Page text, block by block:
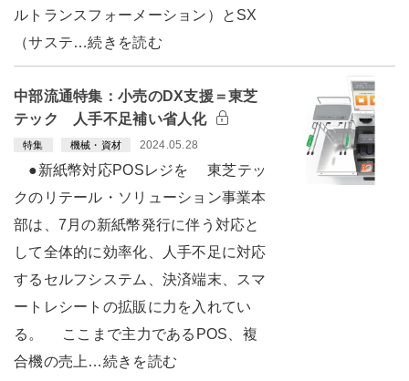
ルトランスフォーメーション）とSX
（サステ…続きを読む
中部流通特集：小売のDX支援＝東芝
テック 人手不足補い省人化
特集 機械・資材 2024.05.28
●新紙幣対応POSレジを 東芝テッ
クのリテール・ソリューション事業本
部は、7月の新紙幣発行に伴う対応と
して全体的に効率化、人手不足に対応
するセルフシステム、決済端末、スマ
ートレシートの拡販に力を入れてい
る。 ここまで主力であるPOS、複
合機の売上…続きを読む